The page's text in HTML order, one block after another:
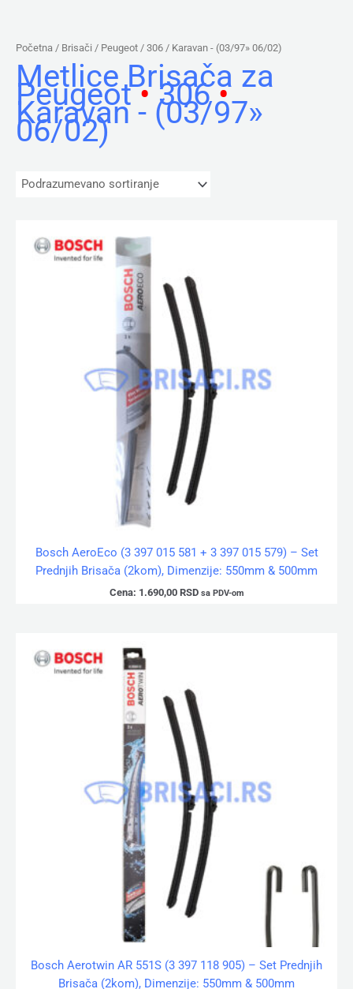
Početna / Brisači / Peugeot / 306 / Karavan - (03/97» 06/02)
Metlice Brisača za
Peugeot•306•
Karavan - (03/97»
06/02)
Bosch AeroEco (3 397 015 581 + 3 397 015 579) – Set
Prednjih Brisača (2kom), Dimenzije: 550mm & 500mm
Cena: 1.690,00 RSD sa PDV-om
Bosch Aerotwin AR 551S (3 397 118 905) – Set Prednjih
Brisača (2kom), Dimenzije: 550mm & 500mm